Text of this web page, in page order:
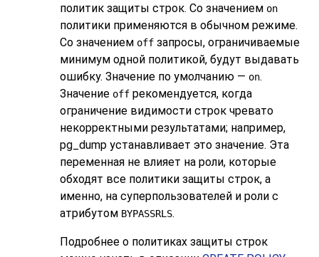
политик защиты строк. Со значением on
политики применяются в обычном режиме.
Со значением off запросы, ограничиваемые
минимум одной политикой, будут выдавать
ошибку. Значение по умолчанию — on.
Значение off рекомендуется, когда
ограничение видимости строк чревато
некорректными результатами; например,
pg_dump устанавливает это значение. Эта
переменная не влияет на роли, которые
обходят все политики защиты строк, а
именно, на суперпользователей и роли с
атрибутом BYPASSRLS.
Подробнее о политиках защиты строк